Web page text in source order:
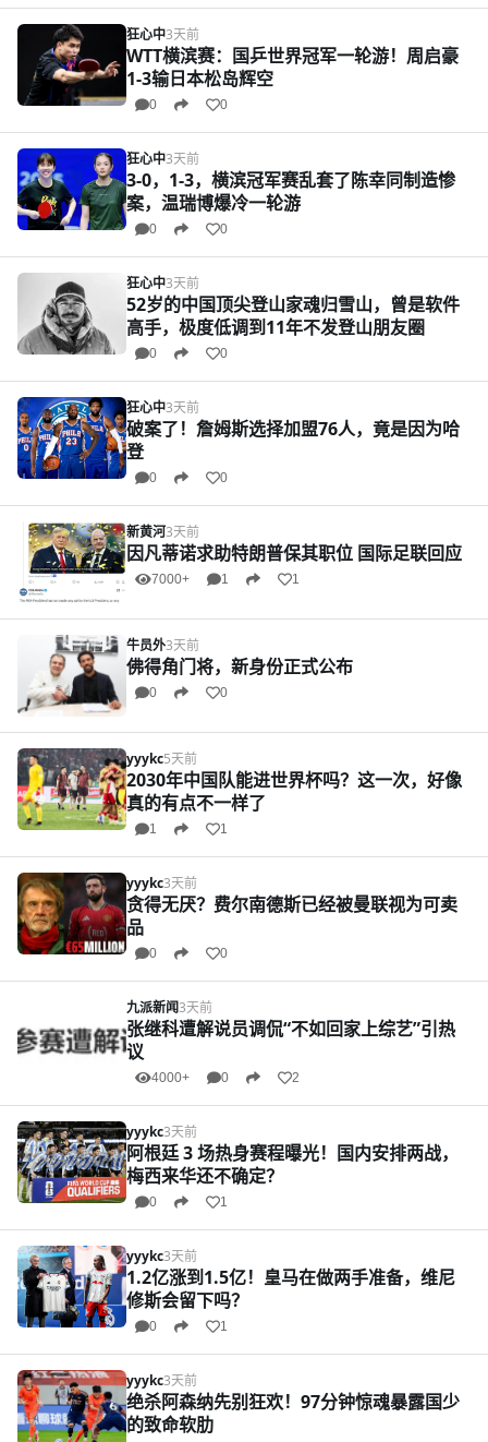
狂心中3天前
WTT横滨赛：国乒世界冠军一轮游！周启豪
1-3输日本松岛辉空
0 0
狂心中3天前
3-0，1-3，横滨冠军赛乱套了陈幸同制造惨
案，温瑞博爆冷一轮游
0 0
狂心中3天前
52岁的中国顶尖登山家魂归雪山，曾是软件
高手，极度低调到11年不发登山朋友圈
0 0
狂心中3天前
破案了！詹姆斯选择加盟76人，竟是因为哈
登
0 0
新黄河3天前
因凡蒂诺求助特朗普保其职位 国际足联回应
7000+ 1 1
牛员外3天前
佛得角门将，新身份正式公布
0 0
yyykc5天前
2030年中国队能进世界杯吗？这一次，好像
真的有点不一样了
1 1
yyykc3天前
贪得无厌？费尔南德斯已经被曼联视为可卖
品
0 0
九派新闻3天前
张继科遭解说员调侃“不如回家上综艺”引热
议
4000+ 0 2
yyykc3天前
阿根廷 3 场热身赛程曝光！国内安排两战，
梅西来华还不确定？
0 1
yyykc3天前
1.2亿涨到1.5亿！皇马在做两手准备，维尼
修斯会留下吗？
0 1
yyykc3天前
绝杀阿森纳先别狂欢！97分钟惊魂暴露国少
的致命软肋